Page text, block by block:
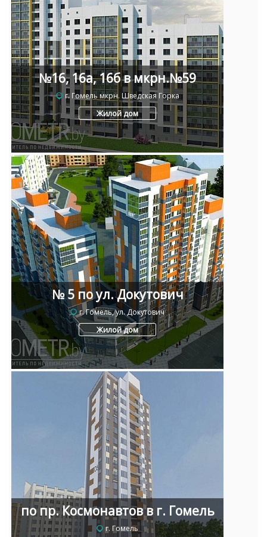
№16, 16а, 16б в мкрн.№59
г. Гомель мкрн. Шведская Горка
Жилой дом
№ 5 по ул. Докутович
г. Гомель, ул. Докутович
Жилой дом
по пр. Космонавтов в г. Гомель
г. Гомель